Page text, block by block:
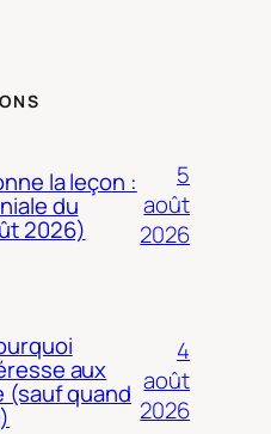
la leçon :
du
2026)
5
août
2026
aux
(sauf quand
4
août
2026